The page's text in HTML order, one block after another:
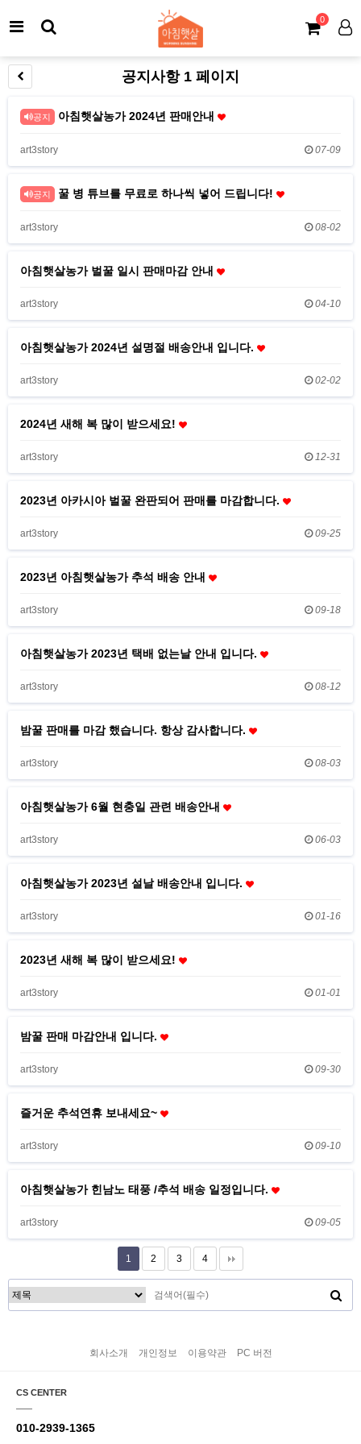
0
공지사항 1 페이지
공지 아침햇살농가 2024년 판매안내
art3story 07-09
공지 꿀 병 튜브를 무료로 하나씩 넣어 드립니다!
art3story 08-02
아침햇살농가 벌꿀 일시 판매마감 안내
art3story 04-10
아침햇살농가 2024년 설명절 배송안내 입니다.
art3story 02-02
2024년 새해 복 많이 받으세요!
art3story 12-31
2023년 아카시아 벌꿀 완판되어 판매를 마감합니다.
art3story 09-25
2023년 아침햇살농가 추석 배송 안내
art3story 09-18
아침햇살농가 2023년 택배 없는날 안내 입니다.
art3story 08-12
밤꿀 판매를 마감 했습니다. 항상 감사합니다.
art3story 08-03
아침햇살농가 6월 현충일 관련 배송안내
art3story 06-03
아침햇살농가 2023년 설날 배송안내 입니다.
art3story 01-16
2023년 새해 복 많이 받으세요!
art3story 01-01
밤꿀 판매 마감안내 입니다.
art3story 09-30
즐거운 추석연휴 보내세요~
art3story 09-10
아침햇살농가 힌남노 태풍 /추석 배송 일정입니다.
art3story 09-05
1 2 3 4
회사소개 개인정보 이용약관 PC 버전
CS CENTER
010-2939-1365